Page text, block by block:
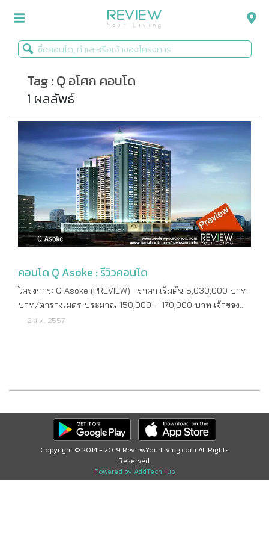
รีวิวคอนโด
รีวิวบ้าน
รีวิวทาวน์โฮม
Life+Style
Infographic
ข่าวโปรโมชั่น
Tag : Q อโศก คอนโด
1 ผลลัพธ์
คอนโด Q Asoke : รีวิวคอนโด
โครงการ: Q Asoke (PREVIEW) ราคา เริ่มต้น 5,030,000 บาท
บาท/ตารางเมตร ประมาณ 150,000 – 170,000 บาท เจ้าของ
โครงการ บริษัท ควอลิตี้เฮ้าส์ จำกัด (มหาชน) จุดเด่น คอนโดหรู
แขวงมักกะสัน เขตราชเทวี กรุงเทพมหานคร พิกัดโครงการ
สถานที่สำคัญใกล้เคียง รถไฟฟ้าใต้ดิน MRT สถานีเพชรบุรี
มหาวิทยาลัย ศรีนครินทรวิโรฒ ห้างสรรพสินค้า เซนทรัล
พระราม9 ห้างสรรพสินค้า เทอมินอล 21 ลักษณะโครงการ: Q
Asoke (PREVIEW) ประเภทห้องที่มี Studio / 30 ตรม. 1
Bedroom / 37 – 48 ตร.ม. 2 Bedroom / 59 – 69 ตร.ม. 3
2 ส.ค. 2557
Copyright © 2014 - 2019 ReviewYourLiving.com All Rights
Reserved.
Powered by AddTechHub